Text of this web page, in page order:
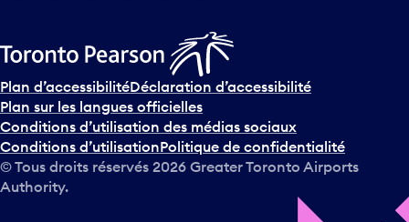
Plan d’accessibilitéDéclaration d’accessibilité
Plan sur les langues officielles
Conditions d’utilisation des médias sociaux
Conditions d’utilisationPolitique de confidentialité
© Tous droits réservés 2026 Greater Toronto Airports
Authority.